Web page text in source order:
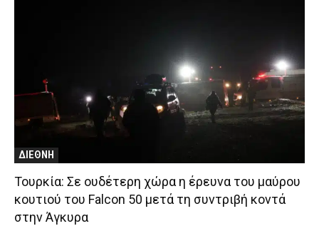
ΔΙΕΘΝΗ
Τουρκία: Σε ουδέτερη χώρα η έρευνα του μαύρου
κουτιού του Falcon 50 μετά τη συντριβή κοντά
στην Άγκυρα